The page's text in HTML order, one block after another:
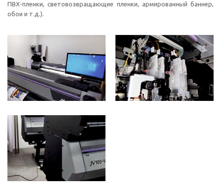
ПВХ-пленки, световозвращающие пленки, армированный баннер,
обои и т.д.).